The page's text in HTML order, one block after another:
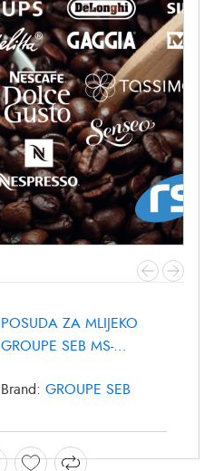
POSUDA ZA MLIJEKO
GROUPE SEB MS-
Brand:GROUPE SEB